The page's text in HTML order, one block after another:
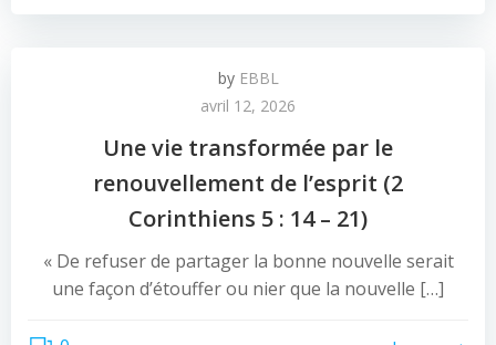
by EBBL
avril 12, 2026
Une vie transformée par le
renouvellement de l’esprit (2
Corinthiens 5 : 14 – 21)
« De refuser de partager la bonne nouvelle serait
une façon d’étouffer ou nier que la nouvelle […]